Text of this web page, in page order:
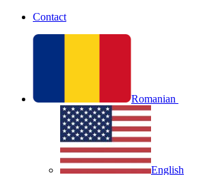
Contact
Romanian
English